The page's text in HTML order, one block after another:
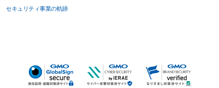
セキュリティ事業の軌跡